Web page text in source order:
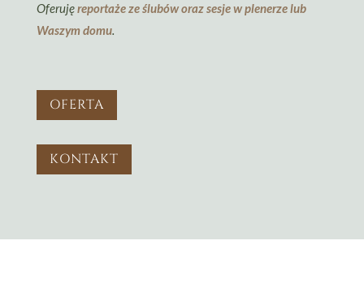
Oferujęreportaże ze ślubów oraz sesje w plenerze lub
Waszym domu.
OFERTA
KONTAKT